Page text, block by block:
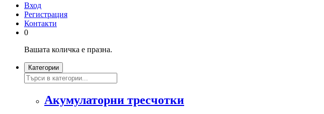
Вход
Регистрация
Контакти
0
Вашата количка е празна.
Категории
Акумулаторни тресчотки